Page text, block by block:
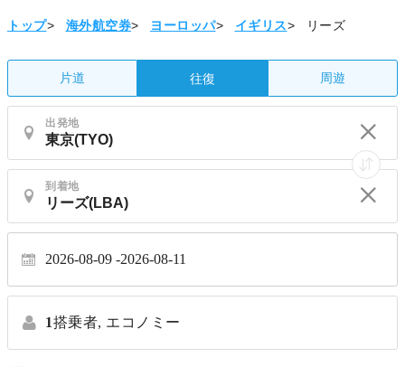
トップ> 海外航空券> ヨーロッパ> イギリス> リーズ
片道 往復 周遊
出発地
到着地
2026-08-09 2026-08-11
1搭乗者, エコノミー